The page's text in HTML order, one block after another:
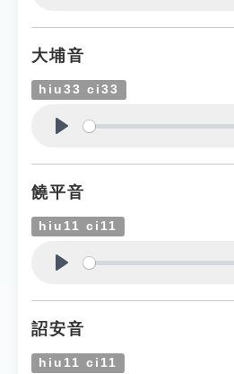
大埔音
hiu33 ci33
饒平音
hiu11 ci11
詔安音
hiu11 ci11